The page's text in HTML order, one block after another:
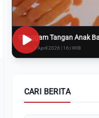
Genggam Tangan Anak
Rabu, 8 April 2026 | 16:i WIB
CARI BERITA